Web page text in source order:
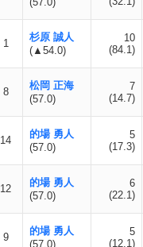
1
杉原 誠人
(▲54.0)
10
(84.1)
8
松岡 正海
(57.0)
7
(14.7)
14
的場 勇人
(57.0)
5
(17.3)
12
的場 勇人
(57.0)
6
(22.1)
9
的場 勇人
(57.0)
5
(12.1)